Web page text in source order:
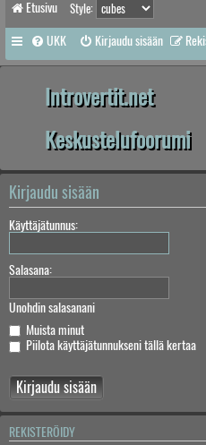
Etusivu Style:
UKK Kirjaudu sisään
Introvertit.net
Keskustelufoorumi
Kirjaudu sisään
Käyttäjätunnus:
Salasana:
Unohdin salasanani
Muista minut
Piilota käyttäjätunnukseni tällä kertaa
REKISTERÖIDY